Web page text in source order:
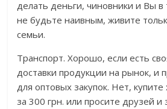
делать деньги, чиновники и Вы в
не будьте наивным, живите
семьи.
Транспорт. Хорошо, если есть
доставки продукции на рынок, и
для оптовых закупок. Нет,
за 300 грн. или просите друзей и